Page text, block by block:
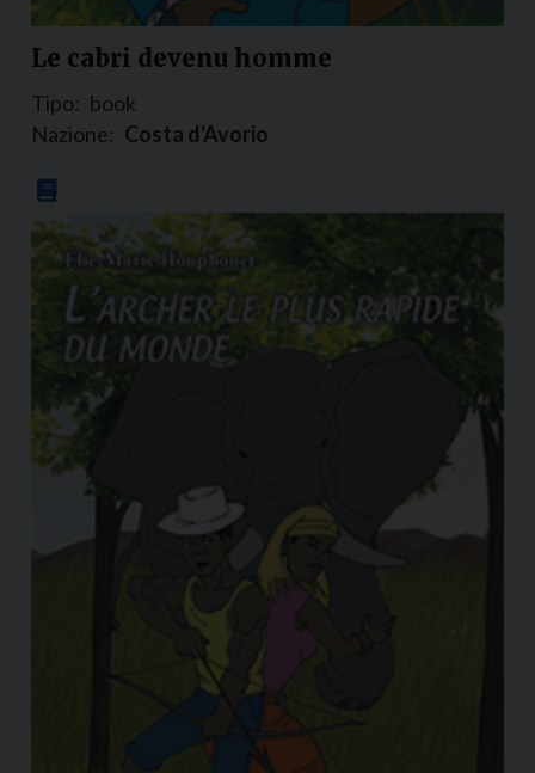
Le cabri devenu homme
Tipo: book
Nazione: Costa d'Avorio